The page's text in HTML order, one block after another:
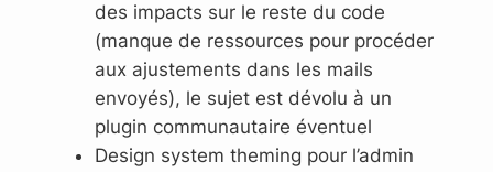
des impacts sur le reste du code
(manque de ressources pour procéder
aux ajustements dans les mails
envoyés), le sujet est dévolu à un
plugin communautaire éventuel
Design system theming pour l’admin